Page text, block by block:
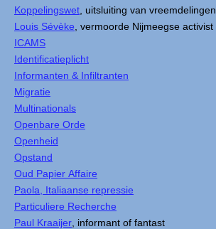
Koppelingswet , uitsluiting van vreemdelingen
Louis Sévèke , vermoorde Nijmeegse activist
ICAMS
Identificatieplicht
Informanten & Infiltranten
Migratie
Multinationals
Openbare Orde
Openheid
Opstand
Oud Papier Affaire
Paola, Italiaanse repressie
Particuliere Recherche
Paul Kraaijer , informant of fantast